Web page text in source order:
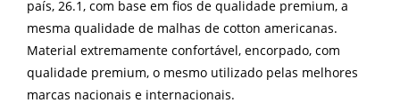
país, 26.1, com base em fios de qualidade premium, a
mesma qualidade de malhas de cotton americanas.
Material extremamente confortável, encorpado, com
qualidade premium, o mesmo utilizado pelas melhores
marcas nacionais e internacionais.